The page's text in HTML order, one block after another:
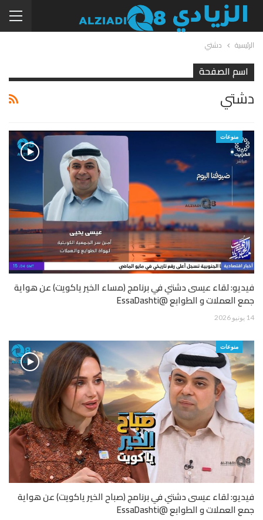
الرئيسية دشتي
اسم الصفحة
دشتي
منوعات
فيديو: لقاء عيسى دشتي في برنامج (مساء الخير ياكويت) عن هواية
جمع العملات و الطوابع @EssaDashti
14 يونيو 2026
منوعات
فيديو: لقاء عيسى دشتي في برنامج (صباح الخير ياكويت) عن هواية
جمع العملات و الطوابع @EssaDashti